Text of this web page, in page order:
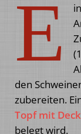
E
den
zubereiten.
Topf mit
belegt wird.